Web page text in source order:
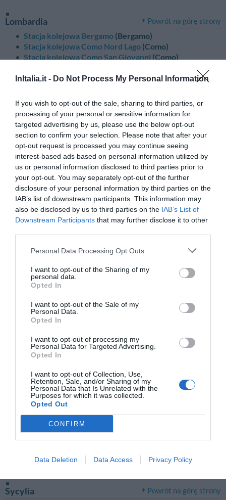
InItalia.it - Do Not Process My Personal Information
If you wish to opt-out of the sale, sharing to third parties, or
processing of your personal or sensitive information for
targeted advertising by us, please use the below opt-out
section to confirm your selection. Please note that after your
opt-out request is processed you may continue seeing
interest-based ads based on personal information utilized by
us or personal information disclosed to third parties prior to
your opt-out. You may separately opt-out of the further
disclosure of your personal information by third parties on the
IAB’s list of downstream participants. This information may
also be disclosed by us to third parties on the IAB’s List of
Downstream Participants that may further disclose it to other
Personal Data Processing Opt Outs
I want to opt-out of the Sharing of my
personal data.
Opted In
I want to opt-out of the Sale of my
Personal Data.
Opted In
I want to opt-out of processing my
Personal Data for Targeted Advertising.
Opted In
I want to opt-out of Collection, Use,
Retention, Sale, and/or Sharing of my
Personal Data that Is Unrelated with the
Purposes for which it was collected.
Opted Out
CONFIRM
Data Deletion Data Access Privacy Policy
Lombardia Powrót na górę strony
Stacja kolejowa Bergamo (Bergamo)
Stacja kolejowa Como Nord Lago (Como)
Stacja kolejowa Como San Giovanni (Como)
Stacja kolejowa Lodi(Lodi)
Stacja kolejowa Milano Lambrate
(Mediolan)
Stacja kolejowa Milano Porta Garibaldi
(Mediolan)
Stacja kolejowa Milano Rogoredo (Mediolan)
Stacja kolejowa Sondrio(Sondrio)
Marche Powrót na górę strony
Stacja kolejowa Ancona(Ancona)
Stacja kolejowa Ascoli Piceno(Ascoli Piceno)
Stacja kolejowa Macerata(Macerata)
Molise Powrót na górę strony
Stacja kolejowa Campobasso(Campobasso)
Piemont Powrót na górę strony
Stazione Di Alessandria
Stazione Di Cuneo(Cuneo)
Stazione Di Vercelli
Powrót na górę strony
Stacja kolejowa Bari Centrale
Stacja kolejowa Brindisi
(Brindisi)
Stacja kolejowa Foggia(Foggia)
Stacja kolejowa Lecce(Lecce)
Sardynia Powrót na górę strony
Stacja kolejowa Cagliari Centrale
Stacja kolejowa Nuoro(Nuoro)
Stacja kolejowa Oristano
(Oristano)
Stacja kolejowa Sassari(Sassari)
Sycylia Powrót na górę strony